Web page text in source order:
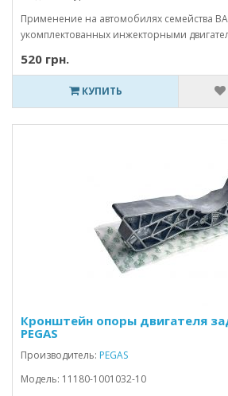
Применение на автомобилях семейства
укомплектованных инжекторными
520 грн.
КУПИТЬ
Кронштейн опоры двигателя
PEGAS
Производитель: PEGAS
Модель: 11180-1001032-10